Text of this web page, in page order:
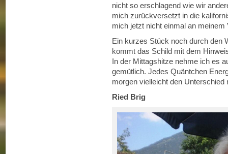
nicht so erschlagend wie wir
mich zurückversetzt in die
mich jetzt nicht einmal an
Ein kurzes Stück noch durch den
kommt das Schild mit dem
In der Mittagshitze nehme ich es
gemütlich. Jedes Quäntchen
morgen vielleicht den Unterschied
Ried Brig